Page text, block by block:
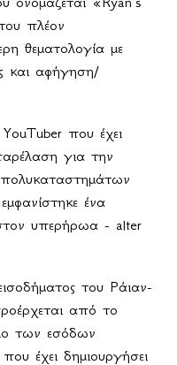
πλέον
θεματολογία με
και αφήγηση/
YouTuber που έχει
για την
ένα
υπερήρωα - alter
του Ράιαν-
από το
των εσόδων
έχει δημιουργήσει